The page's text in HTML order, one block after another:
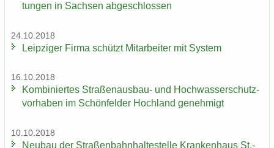
tun­gen in Sach­sen ab­ge­schlos­sen
24.10.2018
Leip­zi­ger Firma schützt Mit­ar­bei­ter mit Sys­tem
16.10.2018
Kom­bi­nier­tes Straßenausbau-​ und Hoch­was­ser­schutz­
vor­ha­ben im Schön­fel­der Hoch­land ge­neh­migt
10.10.2018
Neu­bau der Stra­ßen­bahn­hal­te­stel­le Kran­ken­haus St.-​